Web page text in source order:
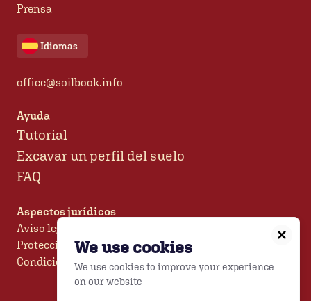
Prensa
Idiomas
office@soilbook.info
Ayuda
Tutorial
Excavar un perfil del suelo
FAQ
Aspectos jurídicos
Aviso legal
Protección de datos
Condiciones generales de uso
We use cookies
We use cookies to improve your experience
on our website